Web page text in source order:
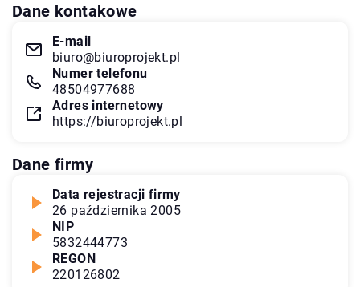
Dane kontakowe
E-mail
biuro@biuroprojekt.pl
Numer telefonu
48504977688
Adres internetowy
https://biuroprojekt.pl
Dane firmy
Data rejestracji firmy
26 października 2005
NIP
5832444773
REGON
220126802